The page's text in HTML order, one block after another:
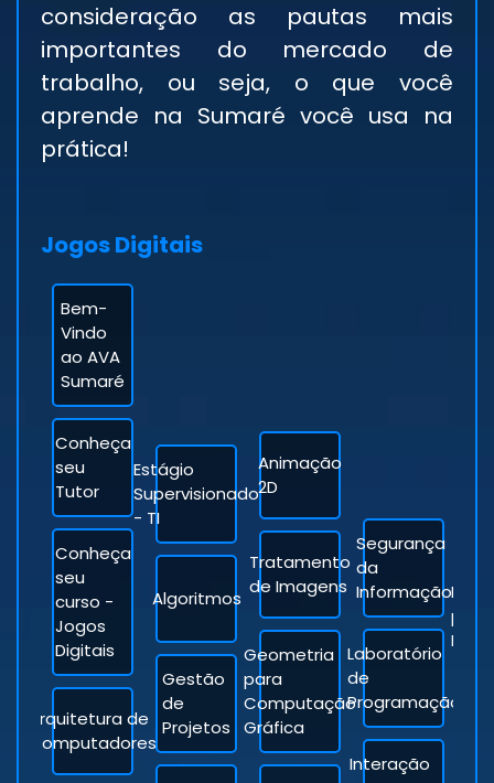
consideração as pautas mais
importantes do mercado de
trabalho, ou seja, o que você
aprende na Sumaré você usa na
prática!
Jogos Digitais
Bem-
Vindo
ao AVA
Sumaré
Conheça
seu
Tutor
Conheça
seu
curso -
Jogos
Digitais
Arquitetura de
Computadores
Estágio
Supervisionado
- TI
Algoritmos
Gestão
de
Projetos
Animação
2D
Tratamento
de Imagens
Geometria
para
Computação
Gráfica
Segurança
da
Informação
Laboratório
de
Programação
Interação
para